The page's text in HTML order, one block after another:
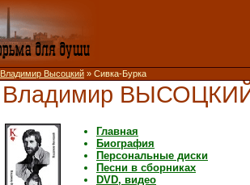
Владимир Высоцкий » Сивка-Бурка
Владимир
Главная
Биография
Персональные диски
Песни в сборниках
DVD, видео